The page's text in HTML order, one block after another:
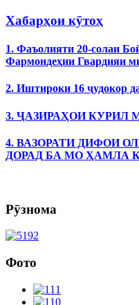
Хабарҳои кӯтоҳ
1. Фаъолияти 20-солаи
Фармондеҳии Гвардияи
2. Иштироки 16 ҷудокор
3. ҶАЗИРАҲОИ КУРИЛ
4. ВАЗОРАТИ ДИФОИ
ДОРАД БА МО ҲАМЛА
Рӯзнома
Фото